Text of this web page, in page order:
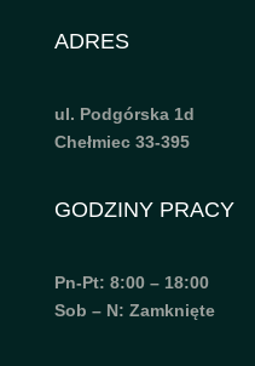
ADRES
ul. Podgórska 1d
Chełmiec 33-395
GODZINY PRACY
Pn-Pt: 8:00 – 18:00
Sob – N: Zamknięte